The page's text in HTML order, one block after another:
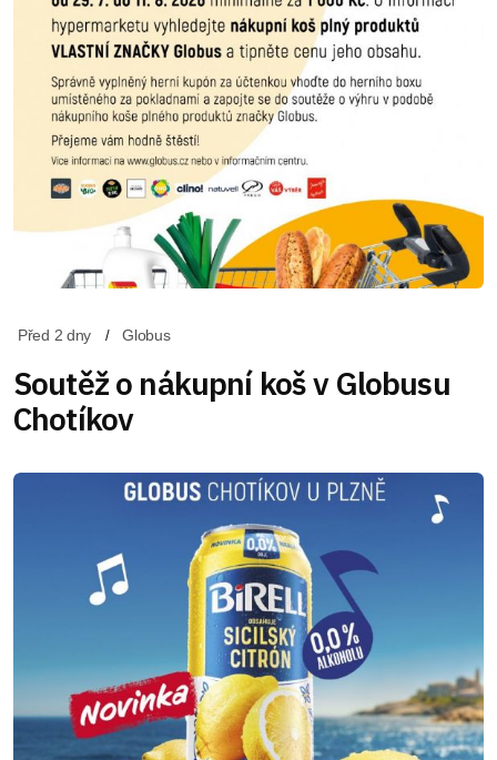
Před 2 dny Globus
Soutěž o nákupní koš v Globusu
Chotíkov